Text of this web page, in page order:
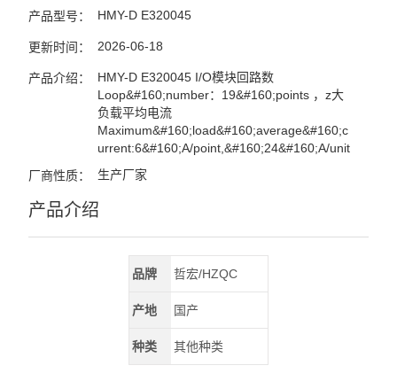
产品型号： HMY-D E320045
更新时间： 2026-06-18
产品介绍：
HMY-D E320045 I/O模块回路数
Loop&#160;number：19&#160;points ，z大
负载平均电流
Maximum&#160;load&#160;average&#160;c
urrent:6&#160;A/point,&#160;24&#160;A/unit
厂商性质： 生产厂家
产品介绍
品牌 哲宏/HZQC
产地 国产
种类 其他种类